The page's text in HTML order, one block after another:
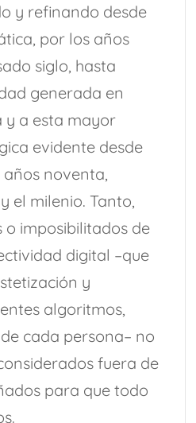
y refinando desde
por los años
siglo, hasta
generada en
y a esta mayor
evidente desde
noventa,
el milenio. Tanto,
o imposibilitados de
digital –que
y
algoritmos,
cada persona– no
fuera de
para que todo